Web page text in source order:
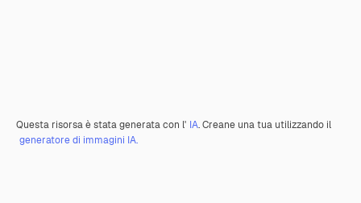
Questa risorsa è stata generata con l' IA. Creane una tua utilizzando il
generatore di immagini IA.